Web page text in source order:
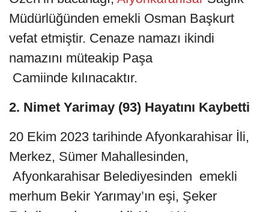
Müdürlüğünden emekli Osman Başkurt
vefat etmiştir. Cenaze namazı ikindi
namazını müteakip Paşa
Camiinde kılınacaktır.
2. Nimet Yarimay (93) Hayatını Kaybetti
20 Ekim 2023 tarihinde Afyonkarahisar İli,
Merkez, Sümer Mahallesinden,
Afyonkarahisar Belediyesinden emekli
merhum Bekir Yarımay’ın eşi, Şeker